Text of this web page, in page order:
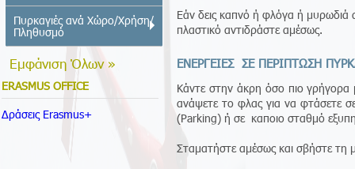
Πυρκαγιές ανά Χώρο/Χρήση/
Πληθυσμό
Εμφάνιση Όλων »
ERASMUS OFFICE
Δράσεις Erasmus+
Εάν δεις καπνό ή φλόγα ή μυρωδιά
πλαστικό αντιδράστε αμέσως.
ΕΝΕΡΓΕΙΕΣ ΣΕ ΠΕΡΙΠΤΩΣΗ
Κάντε στην άκρη όσο πιο γρήγορα
ανάψετε το φλας για να φτάσετε
(Parking) ή σε καποιο σταθμό
Σταματήστε αμέσως και σβήστε τη